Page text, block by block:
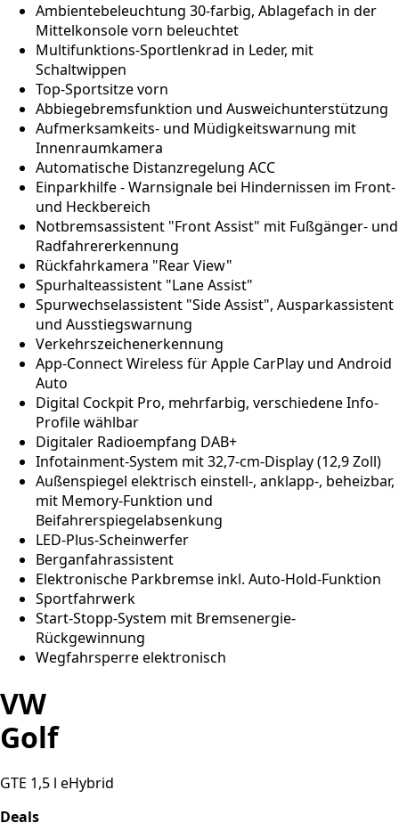
Ambientebeleuchtung 30-farbig, Ablagefach in der
Mittelkonsole vorn beleuchtet
Multifunktions-Sportlenkrad in Leder, mit
Schaltwippen
Top-Sportsitze vorn
Abbiegebremsfunktion und Ausweichunterstützung
Aufmerksamkeits- und Müdigkeitswarnung mit
Innenraumkamera⁠
Automatische Distanzregelung ACC
Einparkhilfe - Warnsignale bei Hindernissen im Front-
und Heckbereich
Notbremsassistent "Front Assist" mit Fußgänger- und
Radfahrererkennung
Rückfahrkamera "Rear View"
Spurhalteassistent "Lane Assist"
Spurwechselassistent "Side Assist", Ausparkassistent
und Ausstiegswarnung
Verkehrszeichenerkennung
App-Connect Wireless für Apple CarPlay und Android
Auto
Digital Cockpit Pro, mehrfarbig, verschiedene Info-
Profile wählbar
Digitaler Radioempfang DAB+
Infotainment-System mit 32,7-cm-Display (12,9 Zoll)
Außenspiegel elektrisch einstell-, anklapp-, beheizbar,
mit Memory-Funktion und
Beifahrerspiegelabsenkung
LED-Plus-Scheinwerfer
Berganfahrassistent
Elektronische Parkbremse inkl. Auto-Hold-Funktion
Sportfahrwerk
Start-Stopp-System mit Bremsenergie-
Rückgewinnung
Wegfahrsperre elektronisch
VW
Golf
GTE 1,5 l eHybrid
Deals